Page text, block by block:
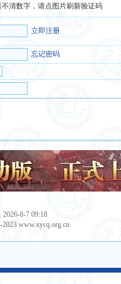
不清数字，请点图片刷新验证码
立即注册
忘记密码
8-7 09:18
2023 www.xycq.org.cn